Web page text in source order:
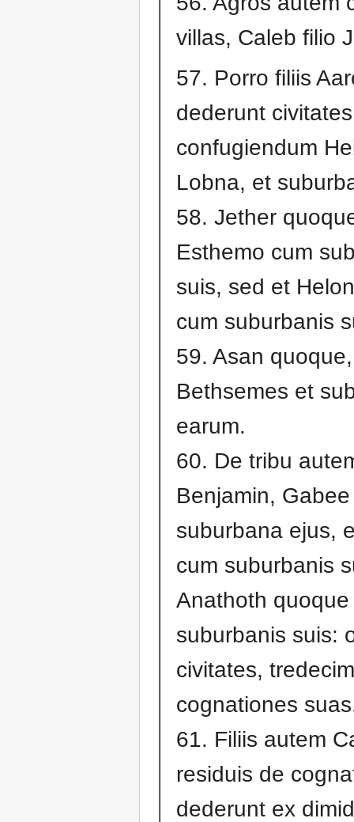
villas, Caleb filio
57. Porro filiis
dederunt
confugiendum
Lobna, et
58. Jether
Esthemo cum
suis, sed et
cum suburbanis
59. Asan
Bethsemes et
earum.
60. De tribu
Benjamin,
suburbana ejus,
cum suburbanis
Anathoth quoque
suburbanis suis:
civitates,
cognationes
61. Filiis autem
residuis de
dederunt ex